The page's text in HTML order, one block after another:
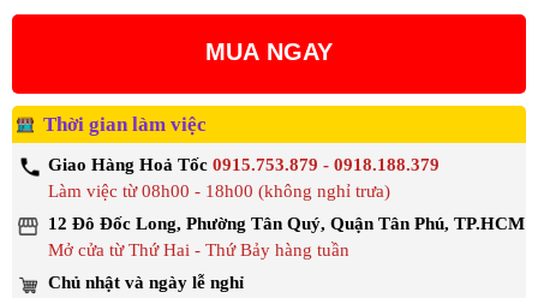
MUA NGAY
Thời gian làm việc
Giao Hàng Hoả Tốc 0915.753.879 - 0918.188.379
Làm việc từ 08h00 - 18h00 (không nghỉ trưa)
12 Đô Đốc Long, Phường Tân Quý, Quận Tân Phú, TP.HCM
Mở cửa từ Thứ Hai - Thứ Bảy hàng tuần
Chủ nhật và ngày lễ nghỉ